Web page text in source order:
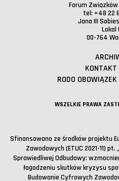
Forum
tel: +48 22
Jana III
Lokal
00-764
RODO
WSZELKIE PRAWA
Sfinansowano ze środków projektu
Zawodowych (ETUC 2021-11)
Sprawiedliwej Odbudowy:
łagodzeniu skutków kryzysu
Budowanie Cyfrowych